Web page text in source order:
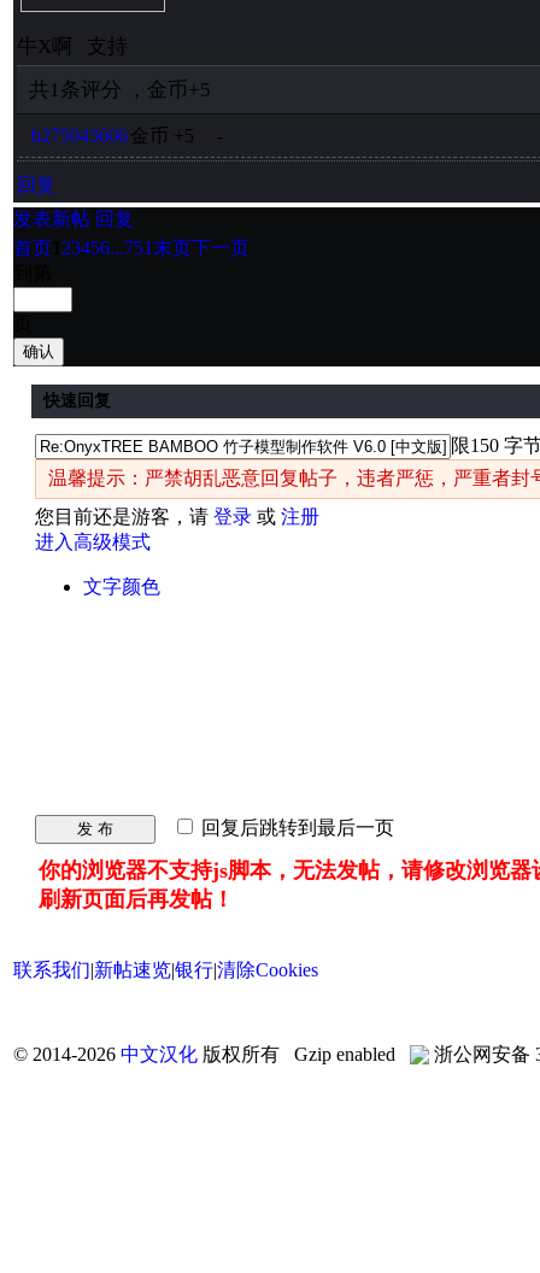
牛X啊 支持
共1条评分 ， 金币+5
b275043606金币 +5 -
回复
发表新帖 回复
首页 23456...751 末页下一页
确认
快速回复
限150 字
温馨提示：严禁胡乱恶意回复帖子，违者严惩，严重者封
您目前还是游客，请 登录 或 注册
进入高级模式
文字颜色
发 布 回复后跳转到最后一页
你的浏览器不支持js脚本，无法发帖，请修改浏览器
刷新页面后再发帖！
联系我们|新帖速览|银行|清除Cookies
© 2014-2026 中文汉化 版权所有 Gzip enabled 浙公网安备